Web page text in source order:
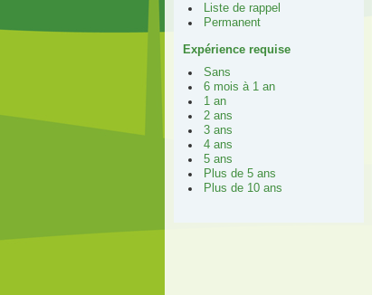
Liste de rappel
Permanent
Expérience requise
Sans
6 mois à 1 an
1 an
2 ans
3 ans
4 ans
5 ans
Plus de 5 ans
Plus de 10 ans